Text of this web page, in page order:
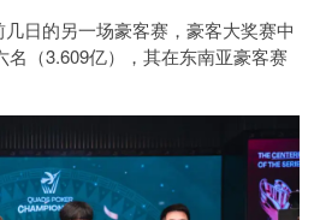
日的另一场豪客赛，豪客大奖赛中
（3.609亿），其在东南亚豪客赛